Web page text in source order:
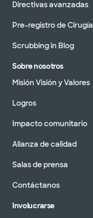
Directivas avanzadas
Pre-registro de Cirugía
Scrubbing in Blog
Sobre nosotros
Misión Visión y Valores
Logros
Impacto comunitario
Alianza de calidad
Salas de prensa
Contáctanos
Involucrarse